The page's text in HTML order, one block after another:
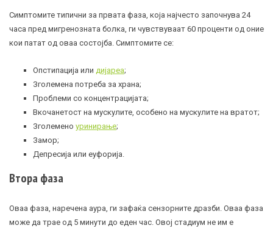
Симптомите типични за првата фаза, која најчесто започнува 24
часа пред мигренозната болка, ги чувствуваат 60 проценти од оние
кои патат од оваа состојба. Симптомите се:
Опстипација или дијареа;
Зголемена потреба за храна;
Проблеми со концентрацијата;
Вкочанетост на мускулите, особено на мускулите на вратот;
Зголемено уринирање;
Замор;
Депресија или еуфорија.
Втора фаза
Оваа фаза, наречена аура, ги зафаќа сензорните дразби. Оваа фаза
може да трае од 5 минути до еден час. Овој стадиум не им е